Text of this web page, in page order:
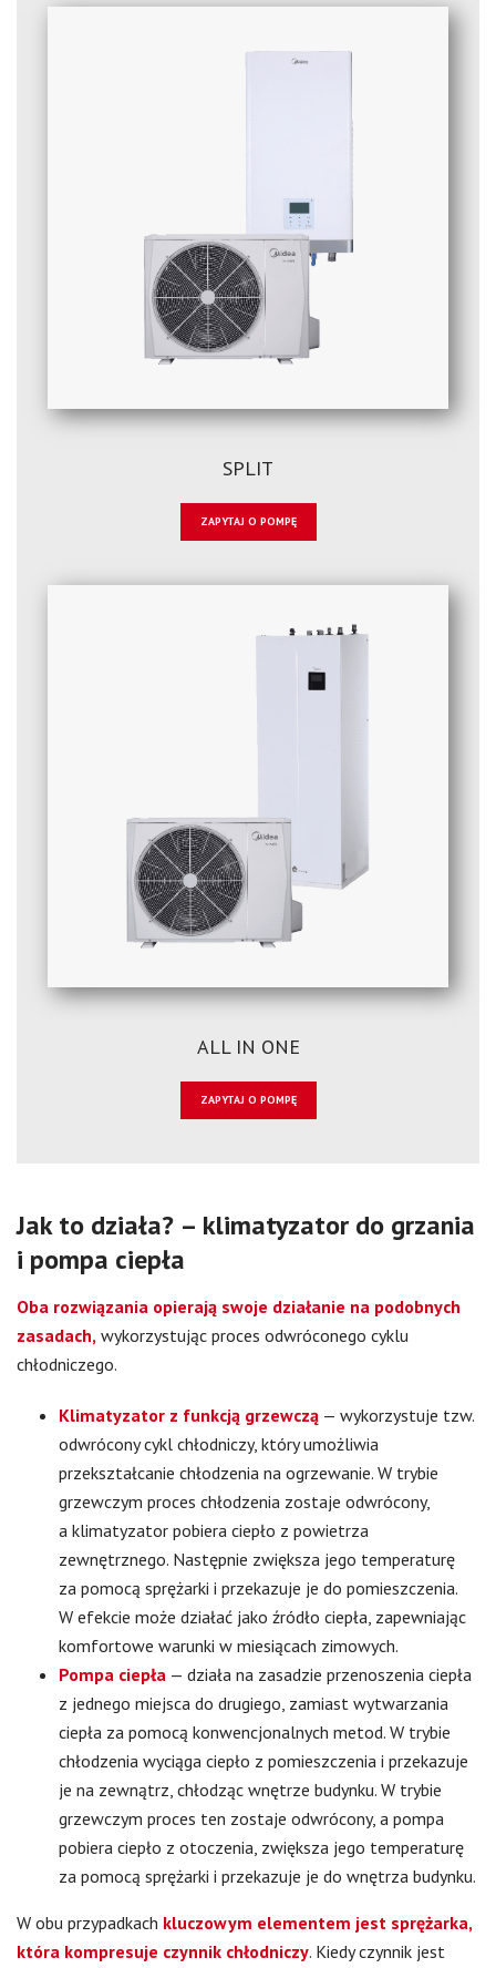
SPLIT
ZAPYTAJ O POMPĘ
ALL IN ONE
ZAPYTAJ O POMPĘ
Jak to działa? – klimatyzator do grzania
i pompa ciepła
Oba rozwiązania opierają swoje działanie na podobnych
zasadach, wykorzystując proces odwróconego cyklu
chłodniczego.
Klimatyzator z funkcją grzewczą— wykorzystuje tzw.
odwrócony cykl chłodniczy, który umożliwia
przekształcanie chłodzenia na ogrzewanie. W trybie
grzewczym proces chłodzenia zostaje odwrócony,
a klimatyzator pobiera ciepło z powietrza
zewnętrznego. Następnie zwiększa jego temperaturę
za pomocą sprężarki i przekazuje je do pomieszczenia.
W efekcie może działać jako źródło ciepła, zapewniając
komfortowe warunki w miesiącach zimowych.
Pompa ciepła— działa na zasadzie przenoszenia ciepła
z jednego miejsca do drugiego, zamiast wytwarzania
ciepła za pomocą konwencjonalnych metod. W trybie
chłodzenia wyciąga ciepło z pomieszczenia i przekazuje
je na zewnątrz, chłodząc wnętrze budynku. W trybie
grzewczym proces ten zostaje odwrócony, a pompa
pobiera ciepło z otoczenia, zwiększa jego temperaturę
za pomocą sprężarki i przekazuje je do wnętrza budynku.
W obu przypadkach kluczowym elementem jest sprężarka,
która kompresuje czynnik chłodniczy. Kiedy czynnik jest